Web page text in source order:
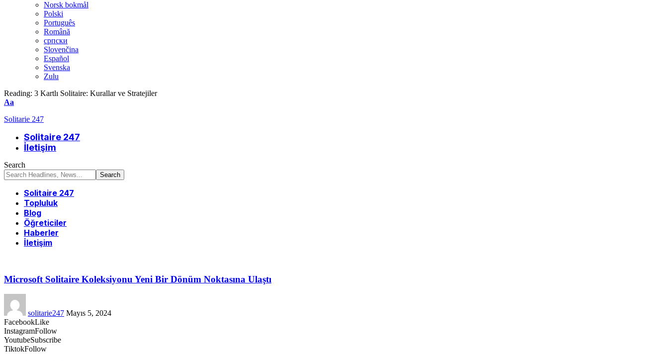
Norsk bokmål
Polski
Português
Română
српски
Slovenčina
Español
Svenska
Zulu
Reading: 3 Kartlı Solitaire: Kurallar ve Stratejiler
Font
Aa
Solitarie 247
Solitaire 247
İletişim
Search
Solitaire 247
Topluluk
Blog
Öğreticiler
Haberler
İletişim
Microsoft Solitaire Koleksiyonu Yeni Bir Dönüm Noktasına Ulaştı
solitarie247 Mayıs 5, 2024
FacebookLike
InstagramFollow
YoutubeSubscribe
TiktokFollow